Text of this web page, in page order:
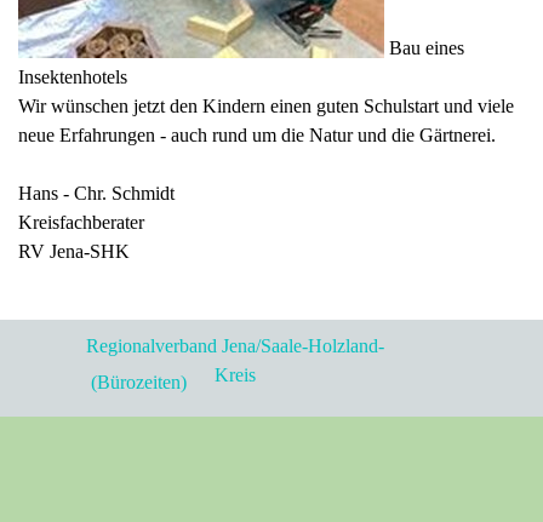
Bau eines
Insektenhotels
Wir wünschen jetzt den Kindern einen guten Schulstart und viele
neue Erfahrungen - auch rund um die Natur und die Gärtnerei.
Hans - Chr. Schmidt
Kreisfachberater
RV Jena-SHK
Regionalverband Jena/Saale-Holzland-
Kreis
(Bürozeiten)